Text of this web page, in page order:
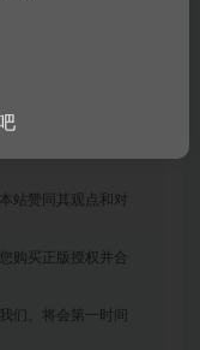
空间
站赞同其观点和对
购买正版授权并合
们。将会第一时间